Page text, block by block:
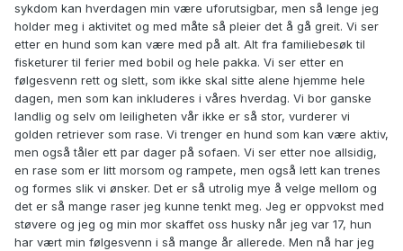
sykdom kan hverdagen min være uforutsigbar, men så lenge jeg
holder meg i aktivitet og med måte så pleier det å gå greit. Vi ser
etter en hund som kan være med på alt. Alt fra familiebesøk til
fisketurer til ferier med bobil og hele pakka. Vi ser etter en
følgesvenn rett og slett, som ikke skal sitte alene hjemme hele
dagen, men som kan inkluderes i våres hverdag. Vi bor ganske
landlig og selv om leiligheten vår ikke er så stor, vurderer vi
golden retriever som rase. Vi trenger en hund som kan være aktiv,
men også tåler ett par dager på sofaen. Vi ser etter noe allsidig,
en rase som er litt morsom og rampete, men også lett kan trenes
og formes slik vi ønsker. Det er så utrolig mye å velge mellom og
det er så mange raser jeg kunne tenkt meg. Jeg er oppvokst med
støvere og jeg og min mor skaffet oss husky når jeg var 17, hun
har vært min følgesvenn i så mange år allerede. Men nå har jeg